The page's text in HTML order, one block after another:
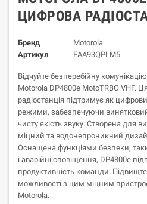
ЦИФРОВА
Бренд
Motorola
Артикул
EAA93QPLM5
Відчуйте безперебійну
Motorola DP4800e MotoTRBO VHF.
радіостанція підтримує як
режими, забезпечуючи
чисту якість звуку. Створена для
міцний та водонепроникний
Оснащена функціями безпеки,
і аварійні сповіщення, DP4800e
продуктивність команди. Підвищте
можливості з цим міцним
Motorola.